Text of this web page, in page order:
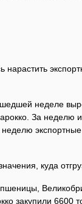
неделе
За неделю
куда
закупили 6600